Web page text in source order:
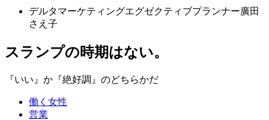
デルタマーケティングエグゼクティブプランナー廣田
さえ子
スランプの時期はない。
『いい』か『絶好調』のどちらかだ
働く女性
営業